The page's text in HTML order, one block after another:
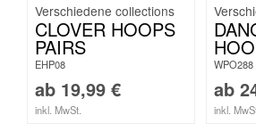
CLOVER HOOPS
PAIRS
EHP08
ab 19,99 €
inkl. MwSt.
WPO288
ab
inkl.